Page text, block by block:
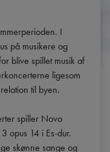
I
på musikere og
blive spillet musik af
ligesom
til byen.
spiller Novo
opus 14 i Es-dur.
skønne sange og